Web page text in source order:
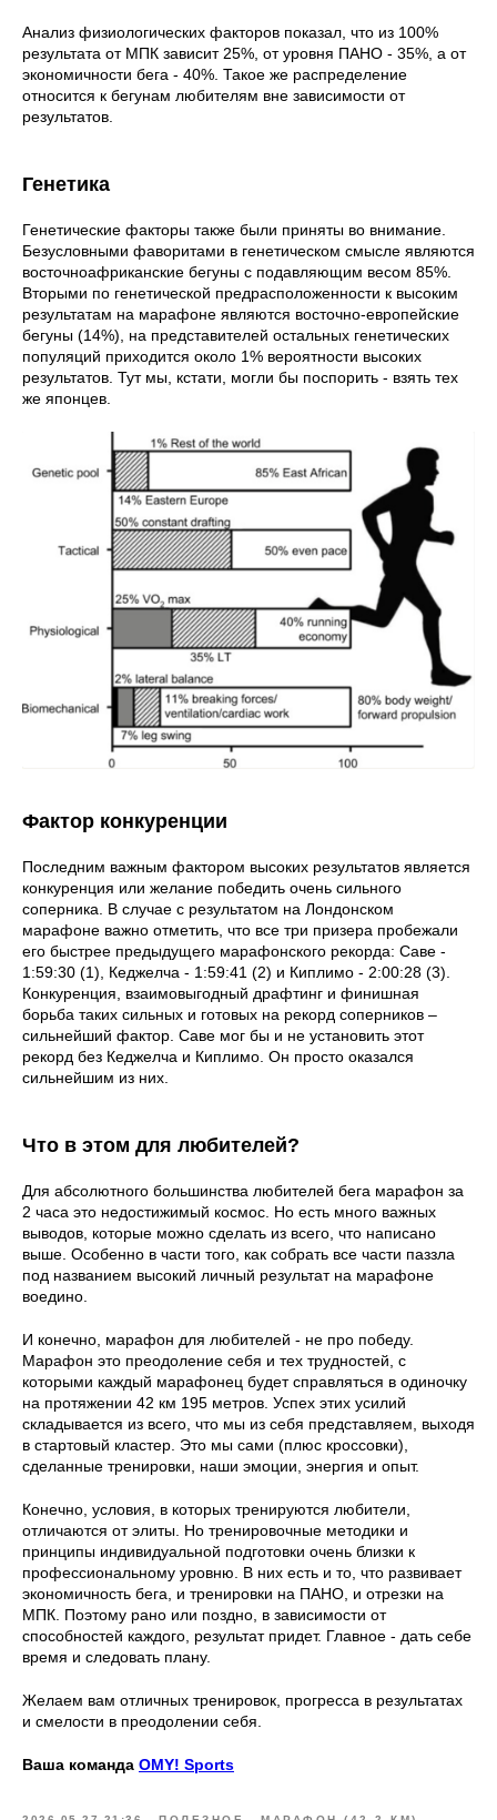
Анализ физиологических факторов показал, что из 100%
результата от МПК зависит 25%, от уровня ПАНО - 35%, а от
экономичности бега - 40%. Такое же распределение
относится к бегунам любителям вне зависимости от
результатов.
Генетика
Генетические факторы также были приняты во внимание.
Безусловными фаворитами в генетическом смысле являются
восточноафриканские бегуны с подавляющим весом 85%.
Вторыми по генетической предрасположенности к высоким
результатам на марафоне являются восточно-европейские
бегуны (14%), на представителей остальных генетических
популяций приходится около 1% вероятности высоких
результатов. Тут мы, кстати, могли бы поспорить - взять тех
же японцев.
Фактор конкуренции
Последним важным фактором высоких результатов является
конкуренция или желание победить очень сильного
соперника. В случае с результатом на Лондонском
марафоне важно отметить, что все три призера пробежали
его быстрее предыдущего марафонского рекорда: Саве -
1:59:30 (1), Кеджелча - 1:59:41 (2) и Киплимо - 2:00:28 (3).
Конкуренция, взаимовыгодный драфтинг и финишная
борьба таких сильных и готовых на рекорд соперников –
сильнейший фактор. Саве мог бы и не установить этот
рекорд без Кеджелча и Киплимо. Он просто оказался
сильнейшим из них.
Что в этом для любителей?
Для абсолютного большинства любителей бега марафон за
2 часа это недостижимый космос. Но есть много важных
выводов, которые можно сделать из всего, что написано
выше. Особенно в части того, как собрать все части паззла
под названием высокий личный результат на марафоне
воедино.
И конечно, марафон для любителей - не про победу.
Марафон это преодоление себя и тех трудностей, с
которыми каждый марафонец будет справляться в одиночку
на протяжении 42 км 195 метров. Успех этих усилий
складывается из всего, что мы из себя представляем, выходя
в стартовый кластер. Это мы сами (плюс кроссовки),
сделанные тренировки, наши эмоции, энергия и опыт.
Конечно, условия, в которых тренируются любители,
отличаются от элиты. Но тренировочные методики и
принципы индивидуальной подготовки очень близки к
профессиональному уровню. В них есть и то, что развивает
экономичность бега, и тренировки на ПАНО, и отрезки на
МПК. Поэтому рано или поздно, в зависимости от
способностей каждого, результат придет. Главное - дать себе
время и следовать плану.
Желаем вам отличных тренировок, прогресса в результатах
и смелости в преодолении себя.
Ваша команда OMY! Sports